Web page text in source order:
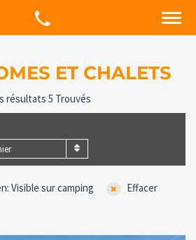
ET CHALETS
résultats 5 Trouvés
Visible sur camping Effacer